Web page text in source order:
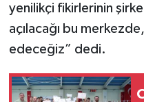
yenilikçi fikirlerinin
açılacağı bu
edeceğiz” dedi.